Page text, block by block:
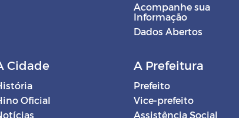
Acompanhe sua
Informação
Dados Abertos
Cidade
Oficial
A Prefeitura
Prefeito
Vice-prefeito
Assistência Social